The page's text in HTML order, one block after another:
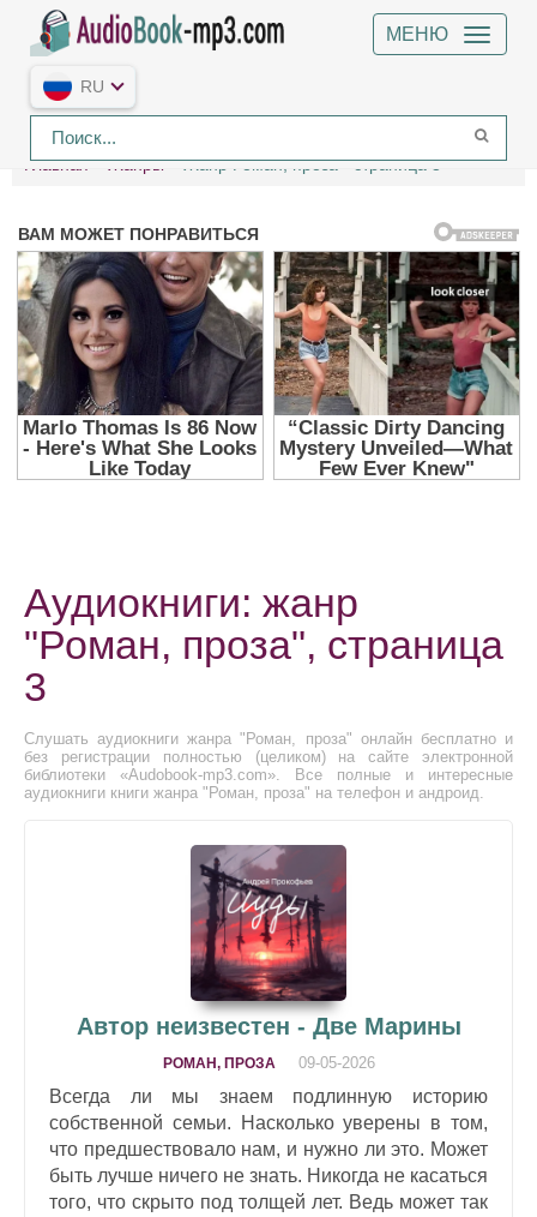
МЕНЮ
RU
Главная Жанры Жанр Роман, проза - страница 3
Аудиокниги: жанр
"Роман, проза", страница
3
Слушать аудиокниги жанра "Роман, проза" онлайн бесплатно и
без регистрации полностью (целиком) на сайте электронной
библиотеки «Audobook-mp3.com». Все полные и интересные
аудиокниги книги жанра "Роман, проза" на телефон и андроид.
Автор неизвестен - Две Марины
РОМАН, ПРОЗА 09-05-2026
Всегда ли мы знаем подлинную историю
собственной семьи. Насколько уверены в том,
что предшествовало нам, и нужно ли это. Может
быть лучше ничего не знать. Никогда не касаться
того, что скрыто под толщей лет. Ведь может так